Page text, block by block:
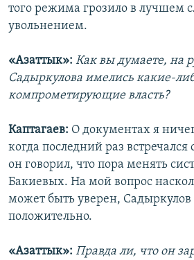
того режима грозило в лучшем
увольнением.
«Азаттык»: Как вы думаете, на
Садыркулова имелись какие-
компрометирующие власть?
Каптагаев: О документах я
когда последний раз
он говорил, что пора менять
Бакиевых. На мой вопрос
может быть уверен, Садыркулов
положительно.
«Азаттык»: Правда ли, что он